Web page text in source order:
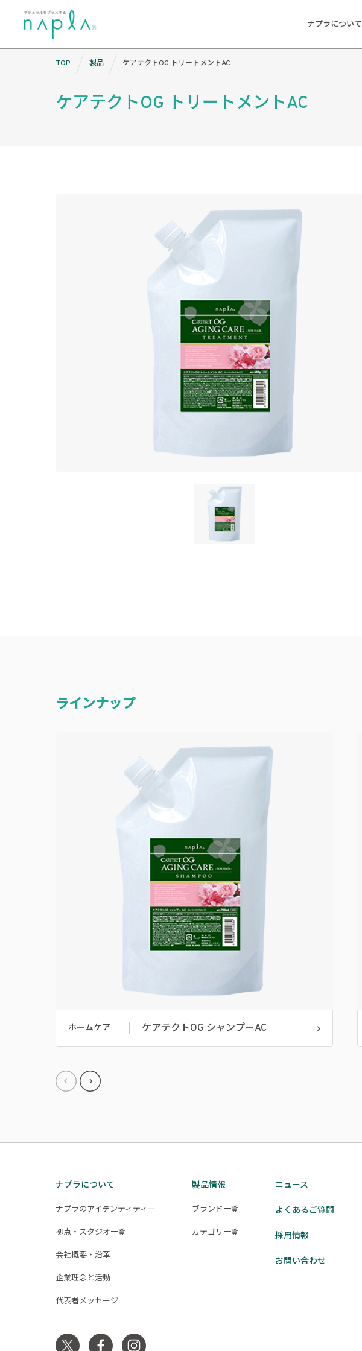
ナプラについて
ケアテクトOG トリートメントAC
ラインナップ
ホームケア ケアテクトOG シャンプーAC
TOP 製品 ケアテクトOG トリートメントAC
ナプラについて
ナプラのアイデンティティー
拠点・スタジオ一覧
会社概要・沿革
企業理念と活動
代表者メッセージ
製品情報
ブランド一覧
カテゴリ一覧
ニュース
よくあるご質問
採用情報
お問い合わせ